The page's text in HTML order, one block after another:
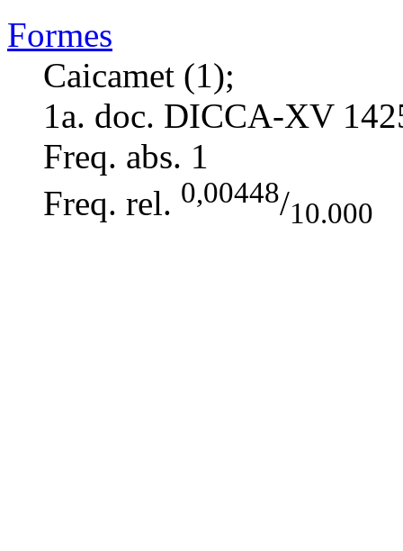
Formes
Caicamet (1);
1a. doc. DICCA-XV
Freq. abs. 1
Freq. rel. 0,00448/10.000